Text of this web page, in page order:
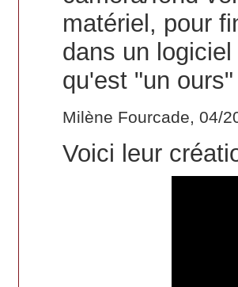
matériel, pour
dans un
qu'est "un
Milène Fourcade, 04/
Voici leur